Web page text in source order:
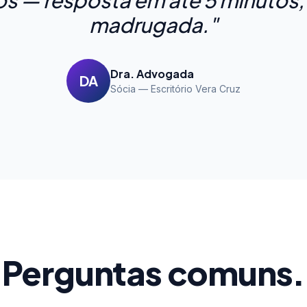
madrugada."
DA Dra. Advogada
Sócia — Escritório Vera Cruz
Perguntas comuns.